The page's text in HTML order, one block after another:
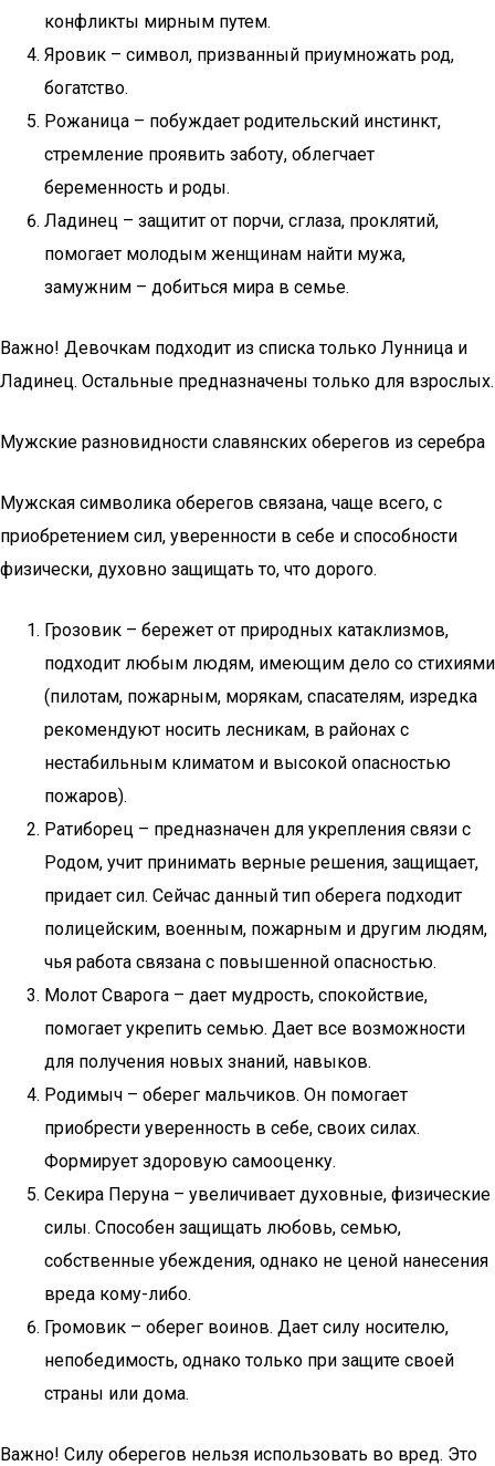
конфликты мирным путем.
Яровик – символ, призванный приумножать род,
богатство.
Рожаница – побуждает родительский инстинкт,
стремление проявить заботу, облегчает
беременность и роды.
Ладинец – защитит от порчи, сглаза, проклятий,
помогает молодым женщинам найти мужа,
замужним – добиться мира в семье.
Важно! Девочкам подходит из списка только Лунница и
Ладинец. Остальные предназначены только для взрослых.
Мужские разновидности славянских оберегов из серебра
Мужская символика оберегов связана, чаще всего, с
приобретением сил, уверенности в себе и способности
физически, духовно защищать то, что дорого.
Грозовик – бережет от природных катаклизмов,
подходит любым людям, имеющим дело со стихиями
(пилотам, пожарным, морякам, спасателям, изредка
рекомендуют носить лесникам, в районах с
нестабильным климатом и высокой опасностью
пожаров).
Ратиборец – предназначен для укрепления связи с
Родом, учит принимать верные решения, защищает,
придает сил. Сейчас данный тип оберега подходит
полицейским, военным, пожарным и другим людям,
чья работа связана с повышенной опасностью.
Молот Сварога – дает мудрость, спокойствие,
помогает укрепить семью. Дает все возможности
для получения новых знаний, навыков.
Родимыч – оберег мальчиков. Он помогает
приобрести уверенность в себе, своих силах.
Формирует здоровую самооценку.
Секира Перуна – увеличивает духовные, физические
силы. Способен защищать любовь, семью,
собственные убеждения, однако не ценой нанесения
вреда кому-либо.
Громовик – оберег воинов. Дает силу носителю,
непобедимость, однако только при защите своей
страны или дома.
Важно! Силу оберегов нельзя использовать во вред. Это